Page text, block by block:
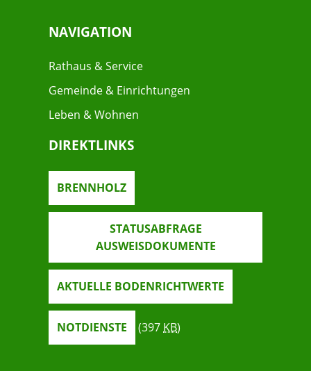
NAVIGATION
Rathaus & Service
Gemeinde & Einrichtungen
Leben & Wohnen
DIREKTLINKS
BRENNHOLZ
STATUSABFRAGE
AUSWEISDOKUMENTE
AKTUELLE BODENRICHTWERTE
NOTDIENSTE (397 KB)